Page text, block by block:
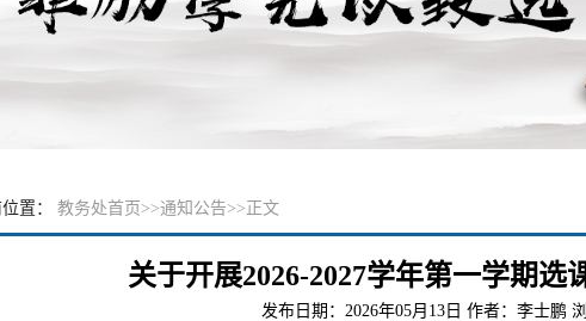
置： 教务处首页 >>通知公告>> 正文
关于开展2026-2027学年第一学期选
发布日期：2026年05月13日 作者：李士鹏